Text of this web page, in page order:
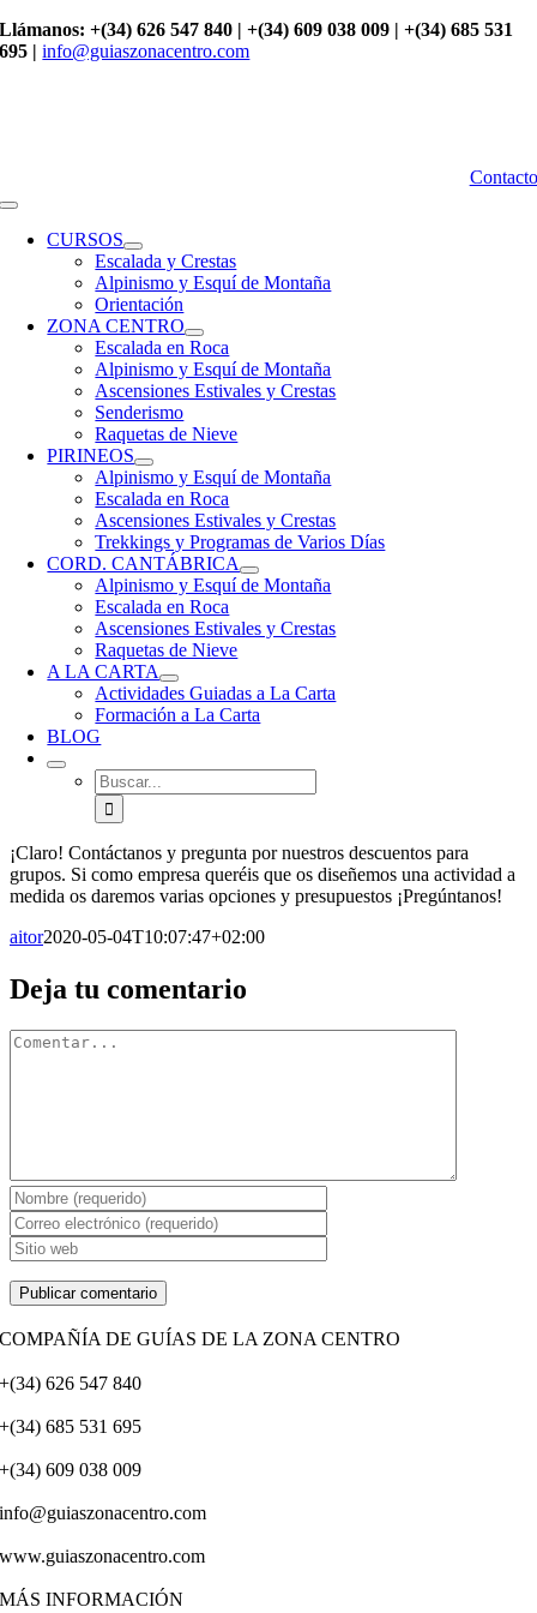
Saltar
al
Llámanos: +(34) 626 547 840 | +(34) 609 038 009 | +(34) 685 531
695 | info@guiaszonacentro.com
Contacto
Toggle
NavigationCURSOS
Escalada y Crestas
Alpinismo y Esquí de Montaña
Orientación
ZONA CENTRO
Escalada en Roca
Alpinismo y Esquí de Montaña
Ascensiones Estivales y Crestas
Senderismo
Raquetas de Nieve
PIRINEOS
Alpinismo y Esquí de Montaña
Escalada en Roca
Ascensiones Estivales y Crestas
Trekkings y Programas de Varios Días
CORD. CANTÁBRICA
Alpinismo y Esquí de Montaña
Escalada en Roca
Ascensiones Estivales y Crestas
Raquetas de Nieve
A LA CARTA
Actividades Guiadas a La Carta
Formación a La Carta
BLOG
Buscar:
¡Claro! Contáctanos y pregunta por nuestros descuentos para
grupos. Si como empresa queréis que os diseñemos una actividad a
medida os daremos varias opciones y presupuestos ¡Pregúntanos!
aitor2020-05-04T10:07:47+02:00
Facebook
X
Reddit
LinkedIn
WhatsApp
Tumblr
Pinterest
Vk
Correo
electrónico
Deja tu comentario
Comentario
COMPAÑÍA DE GUÍAS DE LA ZONA CENTRO
+(34) 626 547 840
+(34) 685 531 695
+(34) 609 038 009
info@guiaszonacentro.com
www.guiaszonacentro.com
MÁS INFORMACIÓN